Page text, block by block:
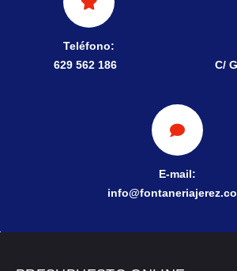
Teléfono:
629 562 186
C/
E-mail: